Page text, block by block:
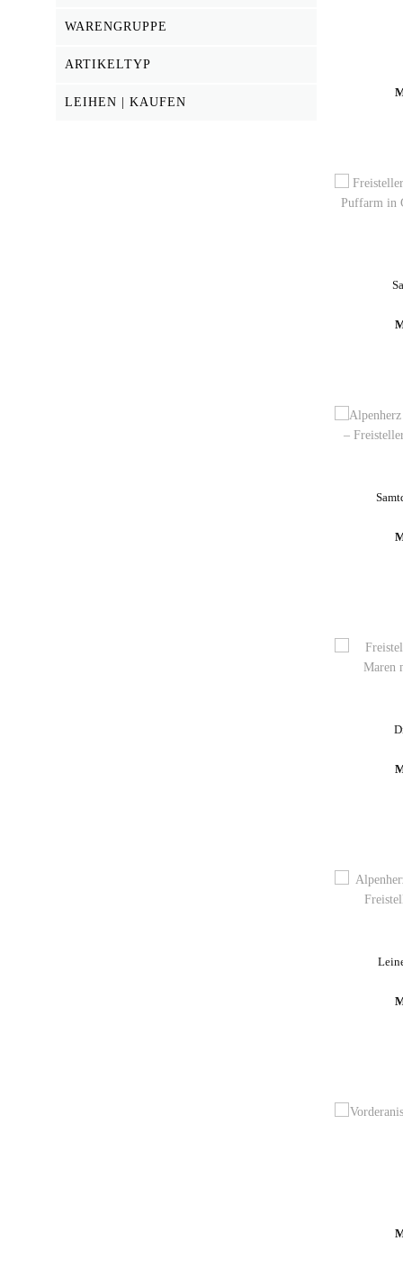
WARENGRUPPE
ARTIKELTYP
LEIHEN | KAUFEN